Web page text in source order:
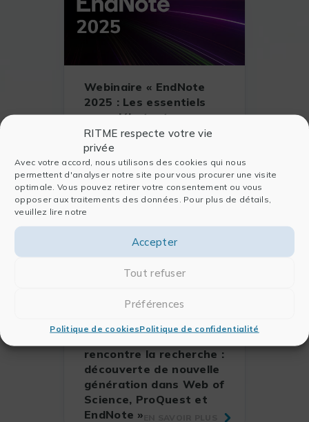
RITME respecte votre vie
privée
Avec votre accord, nous utilisons des cookies qui nous
permettent d'analyser notre site pour vous procurer une visite
optimale. Vous pouvez retirer votre consentement ou vous
opposer aux traitements des données. Pour plus de détails,
veuillez lire notre
Accepter
Tout refuser
Préférences
Politique de cookiesPolitique de confidentialité
Webinaire « EndNote
2025 : Les essentiels
pour débutants »
EN SAVOIR PLUS
Webinaire « L’IA
rencontre la recherche :
découverte de nouvelle
génération dans Web of
Science, ProQuest et
EndNote »